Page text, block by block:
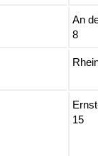
An
8
15